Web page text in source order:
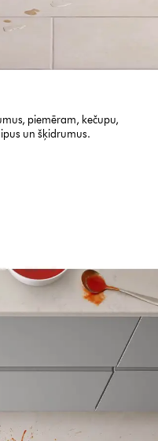
piemēram, kečupu,
un šķidrumus.